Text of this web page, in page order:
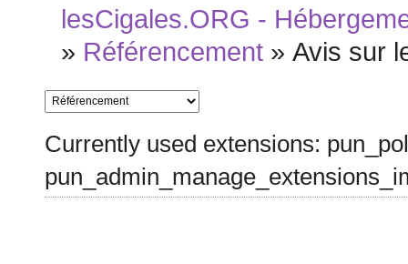
lesCigales.ORG -
» Référencement »Avis sur
Currently used extensions: